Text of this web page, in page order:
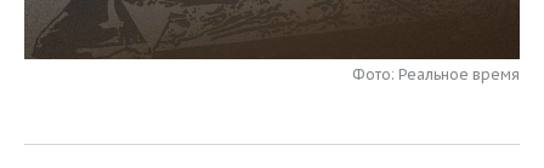
ТЕЛЕКОММУНИКАЦИИ
БИЗНЕС-БРАНЧИ
ОТКРЫТАЯ ЛЕКЦИЯ
ФУТБОЛ
БАСКЕТБОЛ
НОВОСТИ ОБЩЕСТВА
ИНФРАСТРУКТУРА
ФОТОГАЛЕРЕЯ
Фото: Реальное время